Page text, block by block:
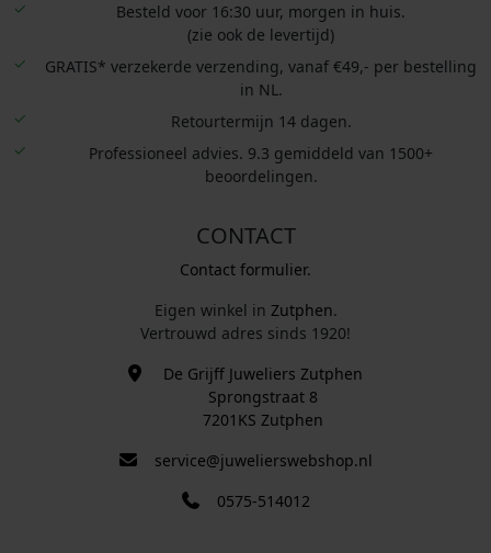
Besteld voor 16:30 uur, morgen in huis.
(zie ook de levertijd)
GRATIS* verzekerde verzending, vanaf €49,- per bestelling
in NL.
Retourtermijn 14 dagen.
Professioneel advies. 9.3 gemiddeld van 1500+
beoordelingen.
CONTACT
Contact formulier.
Eigen winkel in Zutphen.
Vertrouwd adres sinds 1920!
De Grijff Juweliers Zutphen
Sprongstraat 8
7201KS Zutphen
service@juwelierswebshop.nl
0575-514012